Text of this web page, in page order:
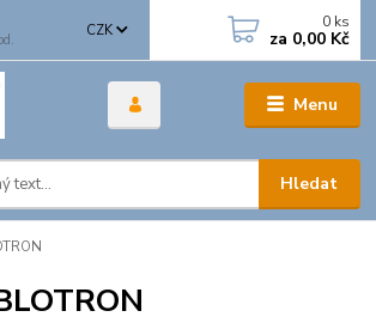
Menu
CZK
Hledat
0 ks
za 0,00 Kč